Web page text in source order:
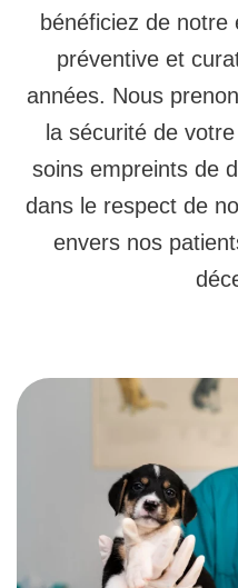
bénéficiez de
préventive et
années. Nous
la sécurité de
soins empreints de
dans le respect de
envers nos